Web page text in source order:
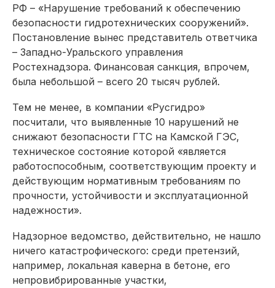
РФ – «Нарушение требований к обеспечению
безопасности гидротехнических сооружений».
Постановление вынес представитель ответчика
– Западно-Уральского управления
Ростехнадзора. Финансовая санкция, впрочем,
была небольшой – всего 20 тысяч рублей.
Тем не менее, в компании «Русгидро»
посчитали, что выявленные 10 нарушений не
снижают безопасности ГТС на Камской ГЭС,
техническое состояние которой «является
работоспособным, соответствующим проекту и
действующим нормативным требованиям по
прочности, устойчивости и эксплуатационной
надежности».
Надзорное ведомство, действительно, не нашло
ничего катастрофического: среди претензий,
например, локальная каверна в бетоне, его
непровибрированные участки,